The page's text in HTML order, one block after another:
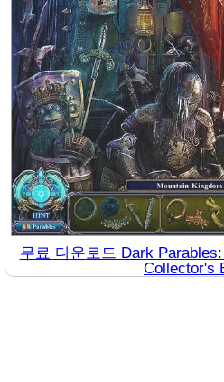
무료 다운로드 Dark
Collector's